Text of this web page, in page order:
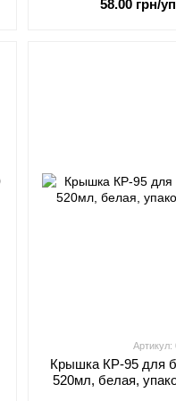
58.00 грн/
Артикул:
Крышка КP-95 для
520мл, белая,